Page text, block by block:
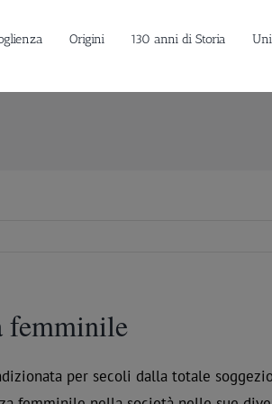
Origini 130 anni di Storia
femminile
per secoli dalla totale